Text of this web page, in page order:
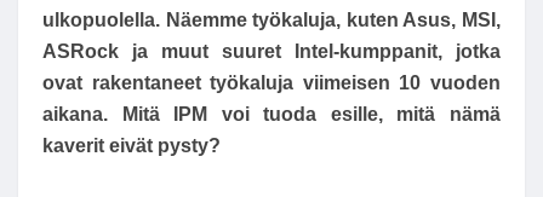
ulkopuolella. Näemme työkaluja, kuten Asus, MSI,
ASRock ja muut suuret Intel-kumppanit, jotka
ovat rakentaneet työkaluja viimeisen 10 vuoden
aikana. Mitä IPM voi tuoda esille, mitä nämä
kaverit eivät pysty?